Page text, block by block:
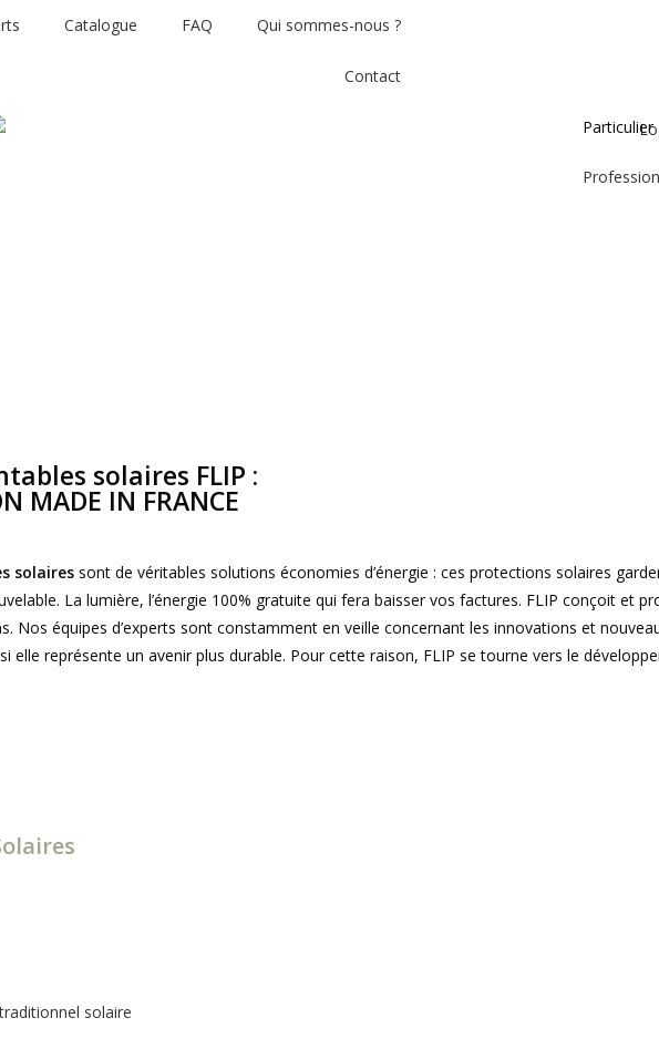
Catalogue FAQ Qui sommes-nous ?
Contact
Particulier
solaires FLIP :
MADE IN FRANCE
solaires sont de véritables solutions économies d’énergie : ces protections solaires
La lumière, l’énergie 100% gratuite qui fera baisser vos factures. FLIP conçoit et
Nos équipes d’experts sont constamment en veille concernant les innovations et
si elle représente un avenir plus durable. Pour cette raison, FLIP se tourne vers le